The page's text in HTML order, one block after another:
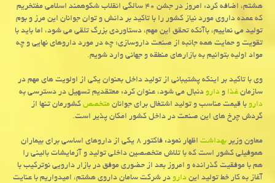
هشتم، اضافه كرد: امروز در جشن ۴۰ سالگی انقلاب شكوهمند اسلامی مفتخریم
كه عمده داروی مورد نیاز كشور را با تاكید بر دانش و توان جوانان این مرز و بوم
تولید می نماییم، باآنكه تحقق این مهم، دستاوردی بزرگ تلقی می شود، اما باید با
تقویت و حمایت همه جانبه از صنعت داروسازی؛ چه در مورد داروهای نهایی و چه
مواد اولیه بتوانیم به بازارهای منطقه و جهانی وارد شویم.
وی با تاكید بر اینكه پشتیبانی از تولید داخل بعنوان یكی از اولویت های مهم در
سازمانغذاودارودنبال می شود، عنوان كرد: معتقدیم تسهیل در دسترسی به
داروبا قیمت مناسب و تولید اشتغال برای جوانانمتخصصكشورمان تنها از
گردش چرخ های این صنعت در داخل كشور امكان پذیر است.
معاون وزیربهداشت
اظهار نمود: فاكتور ۸ یكی از داروهای اساسی برای بیماران
هموفیلی كشور است كه با تلاش متخصصین داخلی تولید و آزمایشات بالینی را
هم با موفقیت گذرانده و امروز بعد از حضوری موفق در بازار دارویی نوتركیب با
آغاز به كار خط تولید ایندارودر شركت سامان داروی هشتم، امیدواریم با عنایت